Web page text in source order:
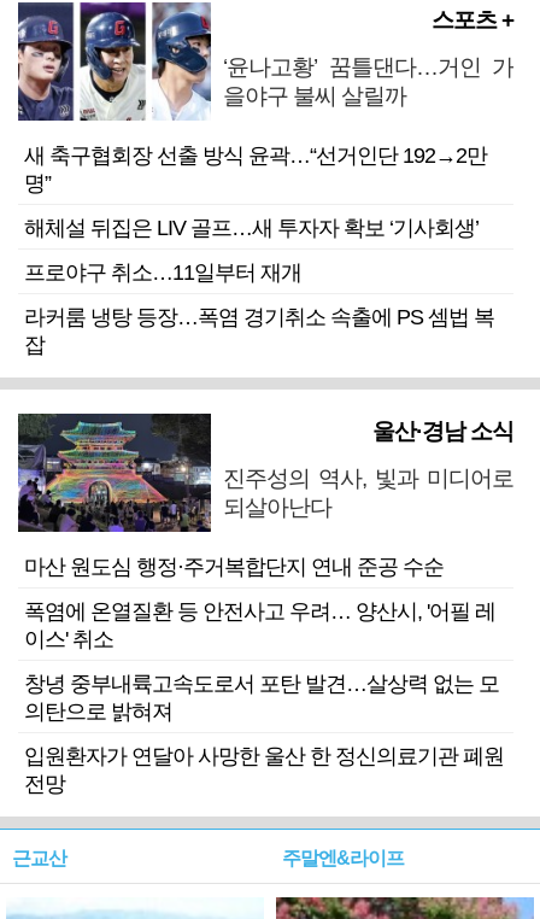
스포츠 +
‘윤나고황’ 꿈틀댄다…거인 가
을야구 불씨 살릴까
새 축구협회장 선출 방식 윤곽…“선거인단 192→2만
명”
해체설 뒤집은 LIV 골프…새 투자자 확보 ‘기사회생’
프로야구 취소…11일부터 재개
라커룸 냉탕 등장…폭염 경기취소 속출에 PS 셈법 복
잡
울산·경남 소식
진주성의 역사, 빛과 미디어로
되살아난다
마산 원도심 행정·주거복합단지 연내 준공 수순
폭염에 온열질환 등 안전사고 우려… 양산시, '어필 레
이스' 취소
창녕 중부내륙고속도로서 포탄 발견…살상력 없는 모
의탄으로 밝혀져
입원환자가 연달아 사망한 울산 한 정신의료기관 폐원
전망
근교산 주말엔&라이프